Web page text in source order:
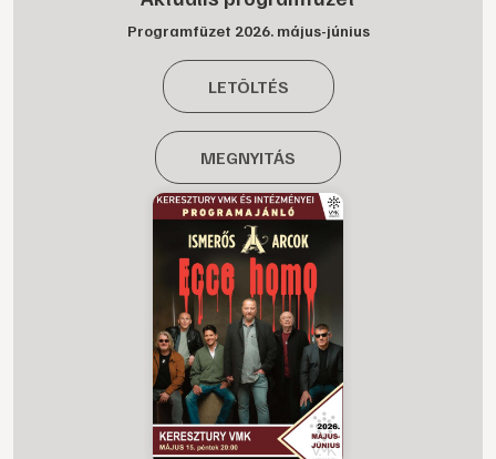
Programfüzet 2026. május-június
LETÖLTÉS
MEGNYITÁS